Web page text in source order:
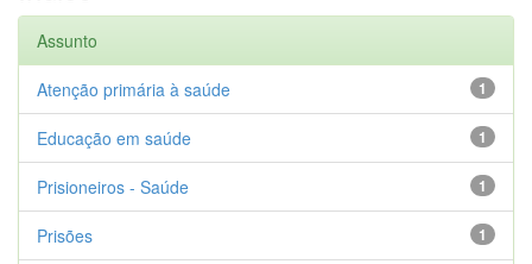
Assunto
1
Atenção primária à saúde
1
Educação em saúde
1
Prisioneiros - Saúde
1
Prisões